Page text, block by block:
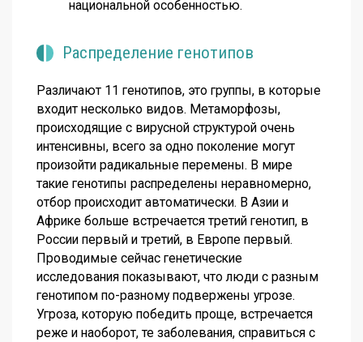
национальной особенностью.
Распределение генотипов
Различают 11 генотипов, это группы, в которые
входит несколько видов. Метаморфозы,
происходящие с вирусной структурой очень
интенсивны, всего за одно поколение могут
произойти радикальные перемены. В мире
такие генотипы распределены неравномерно,
отбор происходит автоматически. В Азии и
Африке больше встречается третий генотип, в
России первый и третий, в Европе первый.
Проводимые сейчас генетические
исследования показывают, что люди с разным
генотипом по-разному подвержены угрозе.
Угроза, которую победить проще, встречается
реже и наоборот, те заболевания, справиться с